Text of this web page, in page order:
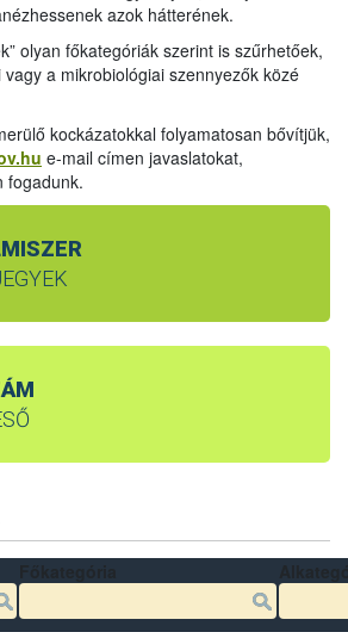
azok hátterének.
olyan főkategóriák szerint is szűrhetőek,
a mikrobiológiai szennyezők közé
kockázatokkal folyamatosan bővítjük,
e-mail címen javaslatokat,
fogadunk.